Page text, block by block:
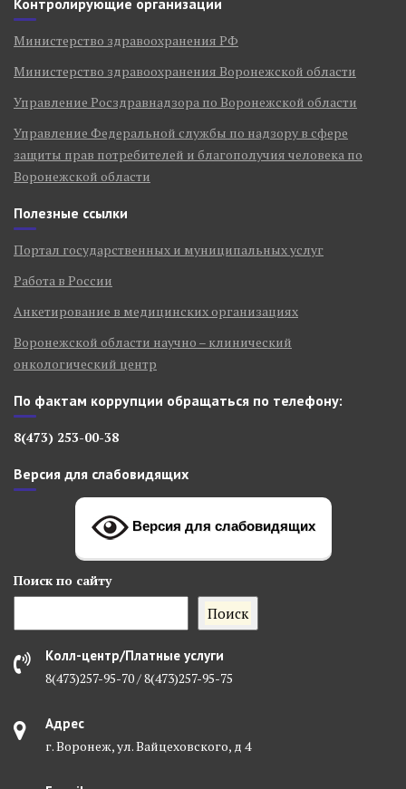
Министерство здравоохранения РФ
Министерство здравоохранения Воронежской области
Управление Росздравнадзора по Воронежской области
Управление Федеральной службы по надзору в сфере
защиты прав потребителей и благополучия человека по
Воронежской области
Полезные ссылки
Портал государственных и муниципальных услуг
Работа в России
Анкетирование в медицинских организациях
Воронежской области научно – клинический
онкологический центр
По фактам коррупции обращаться по телефону:
8(473) 253-00-38
Версия для слабовидящих
Версия для слабовидящих
Поиск по сайту
Поиск
Колл-центр/Платные услуги
8(473)257-95-70 / 8(473)257-95-75
Адрес
г. Воронеж, ул. Вайцеховского, д 4